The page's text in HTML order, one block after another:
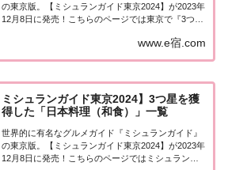
の東京版。【ミシュランガイド東京2024】が2023年
12月8日に発売！こちらのページでは東京で『3つ星
一覧にまとめました。ミシュランガイド東京
2024『3つ星』ミシュランガイド東京202...
www.e宿.com
ミシュランガイド東京2024】3つ星を獲
得した「日本料理（和食）」一覧
世界的に有名なグルメガイド『ミシュランガイド』
の東京版。【ミシュランガイド東京2024】が2023年
12月8日に発売！こちらのページではミシュラン東